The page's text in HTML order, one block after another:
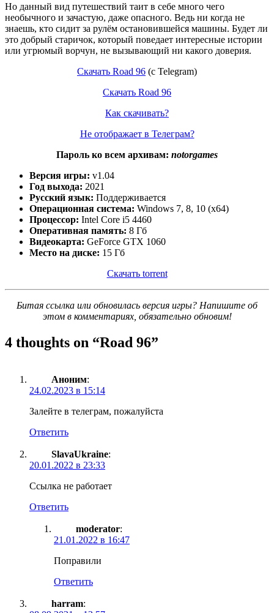
Но данный вид путешествий таит в себе много чего
необычного и зачастую, даже опасного. Ведь ни когда не
знаешь, кто сидит за рулём остановившейся машины. Будет ли
это добрый старичок, который поведает интересные истории
или угрюмый ворчун, не вызывающий ни какого доверия.
Скачать Road 96 (c Telegram)
Скачать Road 96
Как скачивать?
Не отображает в Телеграм?
Пароль ко всем архивам: notorgames
Версия игры: v1.04
Год выхода: 2021
Русский язык: Поддерживается
Операционная система: Windows 7, 8, 10 (x64)
Процессор: Intel Core i5 4460
Оперативная память: 8 Гб
Видеокарта: GeForce GTX 1060
Место на диске: 15 Гб
Скачать torrent
Битая ссылка или обновилась версия игры? Напишите об
этом в комментариях, обязательно обновим!
4 thoughts on “Road 96”
Аноним:
24.02.2023 в 15:14
Залейте в телеграм, пожалуйста
Ответить
SlavaUkraine:
20.01.2022 в 23:33
Ссылка не работает
Ответить
moderator:
21.01.2022 в 16:47
Поправили
Ответить
harram: